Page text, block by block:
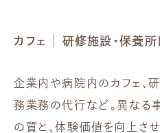
カフェ ｜ 研修施設・保養所
企業内や病院内のカフェ、
務業務の代行など。異なる
の質と、体験価値を向上さ